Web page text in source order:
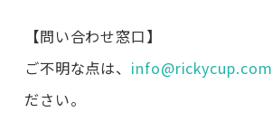
【問い合わせ窓口】
ご不明な点は、 info@rickycup.com
ださい。